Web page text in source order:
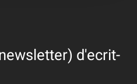
d'ecrit-